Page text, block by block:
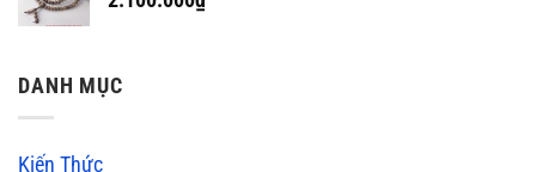
DANH MỤC
Kiến Thức